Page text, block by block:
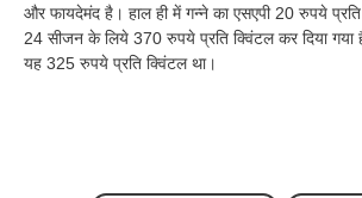
और फायदेमंद है। हाल ही में गन्ने का एसएपी 20 रुपये
24 सीजन के लिये 370 रुपये प्रति क्विंटल कर दिया
यह 325 रुपये प्रति क्विंटल था।